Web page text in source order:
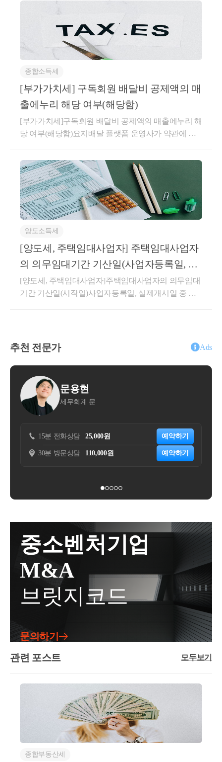
지급되거나 국내로 송금된 소
득에 대해서만 과세한다.
도움이 되셨길 바랍니다. 감사
합니다.
좋은 하루 보내세요!
★ 전화상담 및 방문상담은 직
접 02-6403-9250으로 전화
를 주시거나
cta_moonyh@naver.com 으
로 연락을 주시면 됩니다!
★ 주요 경력
- 세무사 플랫폼 '택슬리' 상담 및 후기 1
위 (약 4,000건 이상 상담)
- 전문가 플랫폼 '아하커넥츠' 상담 및 후
기 1위 (약 500건 이상 상담)
- 지식공유플랫폼 '아하' 세무/회계 1위
공유)
- KB금융 콘텐츠 필진
- ㈜코스맥스 세무팀
- 세무법인 넥스트
차계약에 해당하는지사전-2026-법규재산-0087등록일
자 : 2026.04.30.생산일자 : 2026.03.16.요지주택 매매계
약을 체결한 후 임대차계약을 체결한 경우로서 주택
취득일 이후 임대기간이 개시되더라도 주택 취득(잔금
청산) 전에 임차인과 체결한 임대차계약은 직전임대차
계약에 해당하지 않는 것임답변내용귀 사전답변 신청
의 사실관계와 같이,1세대가 주택을 취득하는 매매계
약 체결 이후주택 취득 전에 매수인이 임대인이 되고
전 소유자(매도인)가 임차인이 되는 별도의 임대차계
약을 체결하고 주택 취득과 동시에 임대기간이 시작되
어 실제 1년 6개월 이상을 임대한 경우,해당 계약이
대차계약에 해당하는지 여부에 관하여는 기존 해석사
례(기획재정부 재산세제과-1440, 2022.11.17.)를 참조하
시기 바랍니다.○ 기획재정부 재산세제과-1440, 2022.1
1.17.주택 매매계약 체결한 후 임대차계약을 체결한 경
우로서 주택 취득일 이후 임대기간이 개시되는 경우
임대인이 주택 취득 전에 임차인과 작성한 임대차계약
이 「소득세법 시행령」 제155조의3의 “직전임대차계
약”에 해당하는지 여부(제1안) 직전임대차계약에 해당
(제2안) 직전임대차계약에 해당하지 않음[회신내용]제
2안이 타당합니다.1. 사실관계○ ’21.06.26. 서울 마포구
A주택 취득 계약 체결(잔금일 : ’22.2.28.)○ ’21.09.11. 1
차 임대차계약 체결 - 임대기간 : ’22.2.28. ~ ’24.2.27., 임
900백만원○ ’26.2.27. A주택 양도 예정2. 질의내용○매
하고 주택 취득과 동시에 임대차 기간이 시작되어 실
제 1년 6개월 이상을 임대한 경우, - 해당 계약이 상생
임대주택 특례의 직전임대차계약에 해당하는지 여부
당 주택의 전 소유자와체결한 임대차 계약이 직전 임
대차계약에 해당하는지 여부서면-2022-법규재산-4083
[법규과-3154]등록일자 : 2022.11.18.생산일자 : 2022.11.
차계약을 체결하여 실제 1년 6개월 이상 임대한 경우,
해당 임대차계약은 「소득세법 시행령」 제155조의3
에 따른 직전 임대차계약으로 볼 수 있는 것입니다.사
실관계○ 2020.xx.xx. A주택 취득 계약 *매도인이 임차
인으로 A주택에 거주하는 조건으로 매매계약○2021.x
x.xx. A주택 취득하면서 임차인과 임대차계약 체결, 임
대개시- 1년 6개월 이상 임대한 후인 2022.xx.xx. A주택
임차인(매도인) 사망○ 2022.xx.xx. 임차인의 상속인에
게 임대보증금 반환○ 22.xx월 이후 임대차계약 체결 예
정2. 질의내용○ 주택을 취득하면서 주택의 전 소유자
를 임차인으로 하는 임대차계약을 체결하는 경우,- 당
해 임대차계약이 소득령§155의3에 따른 직전 임대차
의 매도자와 체결한 임대차계약이직전임대차계약에
해당하는지서면-2023-부동산-1332 [부동산납세과-240
1]등록일자 : 2023.11.03.생산일자 : 2023.10.13.요지주택
을 취득하면서 해당 주택의 매도자와 임대차계약 계약
을 체결하여 실제 1년 6개월 이상 임대한 경우 직전임
대차계약에 해당함회신귀 질의의 경우, 기존 해석사례
인 “서면-2022-법규재산-4083, 2022.11.02” 를 참고하시
종합소득세
[부가가치세] 구독회원 배달비 공제액의 매
출에누리 해당 여부(해당함)
[부가가치세]구독회원 배달비 공제액의 매출에누리 해
당 여부(해당함)요지배달 플랫폼 운영사가 약관에 따
상당액은 부가가치세법 제29조 제5항 제1호의 매출에
누리에 해당하여 부가가치세 과세표준에 포함하지 아
니함회신배달 플랫폼 운영사가 판매회원과 구매회원
간의 주문･판매 거래를 중개･지원하고 판매회원으로
부터 수수료를 지급받는 거래로서, 판매회원과의 이용
약관에 따라 판매회원에 청구할 수수료에서 구매회원
중 구독회원 주문 건에 대한 배달비 상당액을 공제하
여 정산하는 경우, 해당 공제액은 용역 공급 조건에 따
치세법 제29조 제5항 제1호의 ‘매출에누리’에 해당하
여 질의법인의 부가가치세 과세표준에 포함하지 아니
함상세내용1. 사실관계○신청인은 ○○웹사이트 또는 모
서비스에 대한 대가로 판매회원으로부터 음식가격 대
매회원(음식점)이 선택한 제3자 배달업체가 음식을 배
달하는 방식으로 신청인은 구매회원으로부터 배달료
를 수취하여 판매회원에게 전달] 및 Own Delivery(OD)
000원(이하 ‘구독료’)을 지불하면 당월 주문 중 건당 최
소주문금액(00,000원)이상 주문에 대해 배달료(배달형
태 불문)를 전액 할인받을 수 있는 멤버십제도를 운영
고･납부하고 있음○멤버십에 가입한 구매회원들에 대
한 배달료 할인액은 신청법인이 전액 부담, 즉 구매회
원은 배달료를 제외한 음식 대금만을 지급하고-신청인
은 VD배달료 상당액을 신청법인이 판매회원으로부터
수취하는 ○○서비스 수수료에서 차감하는 방식으로 정
산2. 질의내용○신청인이 ○○수수료에서 차감·정산하
는 방식으로 멤버십 가입 회원에게 제공한 ‘VD배달료
할인액’이 부가세법상 매출에누리로 보아, 해당 수수
료의 공급가액에서 차감할 수 있는지 여부3. 관련법령
○부가가치세법§29 (과세표준) ①재화 또는 용역의 공
급에 대한 부가가치세의 과세표준은 해당 과세기간에
다. 이 경우 대금, 요금, 수수료, 그 밖에 어떤 명목이든
상관없이 재화 또는 용역을 공급받는 자로부터 받는
금전적 가치 있는 모든 것을 포함하되, 부가가치세는
포함하지 아니한다.6.외상거래, 할부거래, 대통령령으
로 정하는 마일리지 등으로 대금의 전부 또는 일부를
결제하는 거래 등 그 밖의 방법으로 재화 또는 용역을
양도소득세
[양도세, 주택임대사업자] 주택임대사업자
의 의무임대기간 기산일(사업자등록일, 실
제개시일 중 늦은 날)
[양도세, 주택임대사업자]주택임대사업자의 의무임대
기간 기산일(시작일)사업자등록일, 실제개시일 중 늦
적용받을 수 있습니다. 해당 세혜택을 받기 위해서는
의무임대기간을 충족해야 합니다.의무임대기간 판단
시 임대기간 기산일(시작일)부터 계산하므로 기산일
(시작일)을 파악하는 것이 아주 중요합니다. 단순히 사
업자등록일부터 기산하는 것이 아니기 때문에 잘못 판
단하시면 주택임대사업자의 세제혜택을 적용받지 못
하실 수도 있습니다.민간임대주택법과 국세 세제혜택
을 적용받기 위한 의무임대기간 기산일은 아래와 같습
니다.&lt;민감임대주택법 기산일 : ❶, ❷중 늦은 날&gt;
❶ 지자체 임대사업자등록일❷ 실제 임대개시일&lt;국
대개시일국세(양도세 등)의 세제혜택을 받기 위한 국
이상인지 등을 확인해보아야 합니다.실제 사례로, 임
대사업자 등록 이후 실제 임대개시가 늦었음에도 불구
하고 지자체 주택임대사업자 8년 자동말소가 되자마
자 임대주택을 팔고, 당연하게도 양도세 신고시 장기
보유특별공제 50%를 적용해서 신고를 했다가 양도소
득세가 추징당한 사례도 종종 있습니다. 이럴 경우 미
납세금 뿐만 아니라, 가산세까지 부담합니다.이처럼
세제혜택을 받지도 못하고, 가산세까지 부과가 될 수
있기때문에 이를 잘 알아두셨다가 적용하시면 될 것입
니다. 현재 상황이 복잡하거나 애매하시면 반드시 세
무사와 상담 후 의사결정을 하시는 것이 좋습니다.도
전화를 주시거나cta_moonyh@naver.com으로 연락을 주
시면 됩니다!★주요 경력- 121,000건 이상의 세금 상담
및 용역- 600건 이상의 경정청구를 통한 약 25억 이상
세금 환급- 세무사 플랫폼 '택슬리' 상담 및 후기 1위 (약
4,000건 이상 상담)- 전문가 플랫폼 '아하커넥츠' 상담
및 후기 1위 (약 500건 이상 상담)- 지식공유플랫폼 '아
추천 전문가 Ads
25,000원 예약하기
110,000원 예약하기
15분 전화상담 55,000원
30분 방문상담 220,000원
중소벤처기업
M&A
브릿지코드
문의하기
관련 포스트
모두보기
종합부동산세